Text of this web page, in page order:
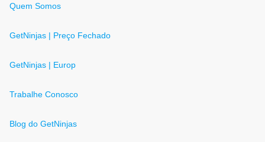
Quem Somos
GetNinjas | Preço Fechado
GetNinjas | Europ
Trabalhe Conosco
Blog do GetNinjas